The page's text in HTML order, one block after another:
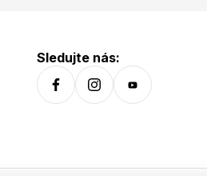
Sledujte nás: